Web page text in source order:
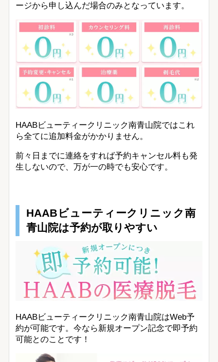
ージから申し込んだ場合のみとなっています。
HAABビューティークリニック南青山院ではこれ
ら全てに追加料金がかかりません。
前々日までに連絡をすれば予約キャンセル料も発
生しないので、万が一の時でも安心です。
HAABビューティークリニック南
青山院は予約が取りやすい
HAABビューティークリニック南青山院はWeb予
約が可能です。今なら新規オープン記念で即予約
可能とのことです！